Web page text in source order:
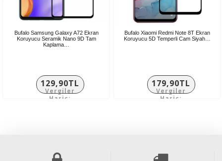
Bufalo Samsung Galaxy A72 Ekran
Koruyucu Seramik Nano 9D Tam
Kaplama…
129,90TL
Vergiler
Hariç:
Bufalo Xiaomi Redmi Note 8T Ekran
Koruyucu 5D Temperli Cam Siyah…
179,90TL
Vergiler
Hariç: